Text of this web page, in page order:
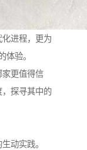
进程，更为
体验。
家更值得信
探寻其中的
动实践。